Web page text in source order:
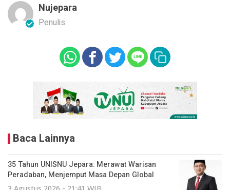
Nujepara
Penulis
Baca Lainnya
35 Tahun UNISNU Jepara: Merawat Warisan
Peradaban, Menjemput Masa Depan Global
3 Agustus 2026 - 21:41 WIB